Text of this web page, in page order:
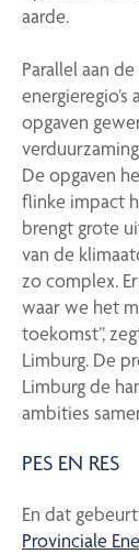
aarde.
Parallel aan
opgaven
De opgaven
flinke impact
brengt grote
van de
zo complex.
waar we het
toekomst”,
Limburg. De
Limburg de
ambities
PES EN RES
En dat
Provinciale